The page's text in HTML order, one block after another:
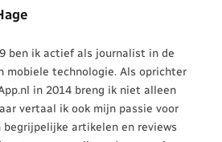
ben ik actief als journalist in de
mobiele technologie. Als oprichter
in 2014 breng ik niet alleen
vertaal ik ook mijn passie voor
begrijpelijke artikelen en reviews